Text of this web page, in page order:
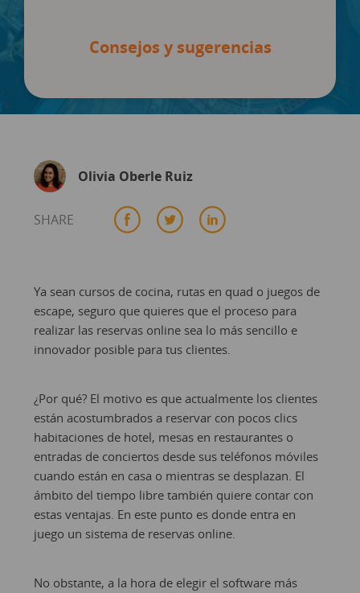
Consejos y sugerencias
Olivia Oberle Ruiz
SHARE
Ya sean cursos de cocina, rutas en quad o juegos de
escape, seguro que quieres que el proceso para
realizar las reservas online sea lo más sencillo e
innovador posible para tus clientes.
¿Por qué? El motivo es que actualmente los clientes
están acostumbrados a reservar con pocos clics
habitaciones de hotel, mesas en restaurantes o
entradas de conciertos desde sus teléfonos móviles
cuando están en casa o mientras se desplazan. El
ámbito del tiempo libre también quiere contar con
estas ventajas. En este punto es donde entra en
juego un sistema de reservas online.
No obstante, a la hora de elegir el software más